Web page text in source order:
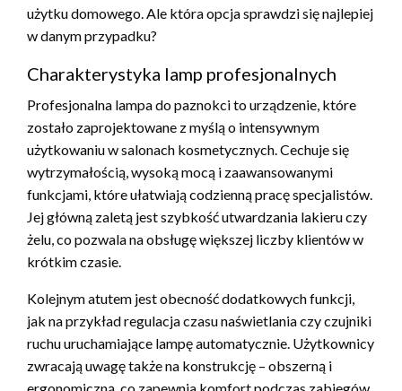
użytku domowego. Ale która opcja sprawdzi się najlepiej
w danym przypadku?
Charakterystyka lamp profesjonalnych
Profesjonalna lampa do paznokci to urządzenie, które
zostało zaprojektowane z myślą o intensywnym
użytkowaniu w salonach kosmetycznych. Cechuje się
wytrzymałością, wysoką mocą i zaawansowanymi
funkcjami, które ułatwiają codzienną pracę specjalistów.
Jej główną zaletą jest szybkość utwardzania lakieru czy
żelu, co pozwala na obsługę większej liczby klientów w
krótkim czasie.
Kolejnym atutem jest obecność dodatkowych funkcji,
jak na przykład regulacja czasu naświetlania czy czujniki
ruchu uruchamiające lampę automatycznie. Użytkownicy
zwracają uwagę także na konstrukcję – obszerną i